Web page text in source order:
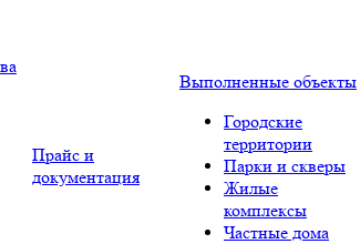
Прайс и
документация
Выполненные объекты
Городские
территории
Парки и скверы
Жилые
комплексы
Частные дома